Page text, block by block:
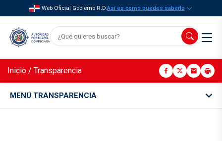
Web Oficial Gobierno R.D.Así es como puedes saberlo
Inicio / Transparencia
MENÚ TRANSPARENCIA